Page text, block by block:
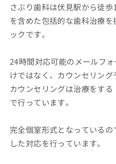
さぶり歯科は伏見駅から徒
を含めた包括的な歯科治療
ックです。
24時間対応可能のメールフ
けではなく、カウンセリング
カウンセリングは治療をす
で行っています。
完全個室形式となっている
した対応を行っています。